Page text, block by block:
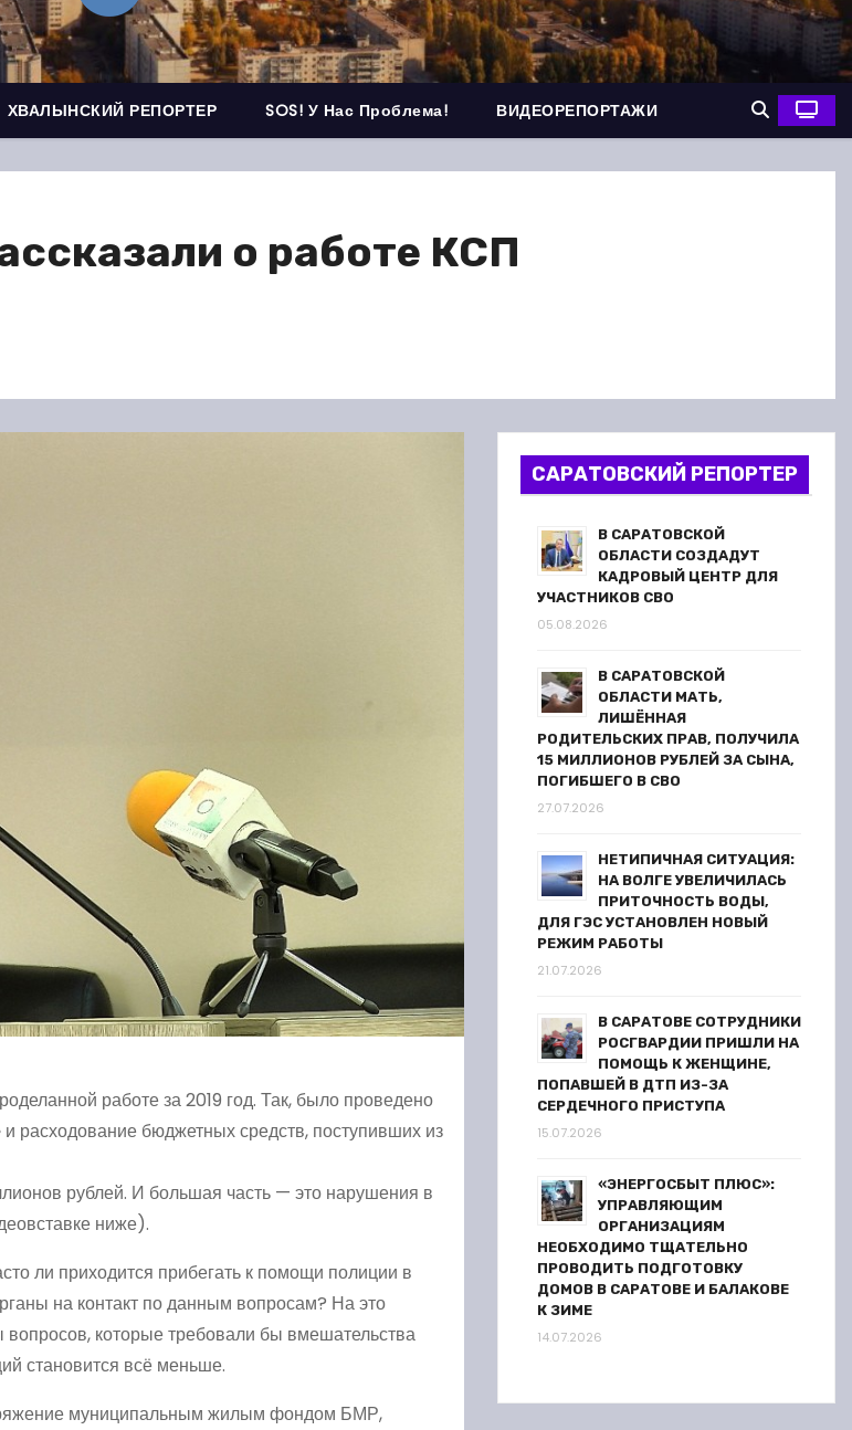
ХВАЛЫНСКИЙ РЕПОРТЕР SOS! У Нас Проблема! ВИДЕОРЕПОРТАЖИ
о работе КСП
работе за 2019 год. Так, было проведено
бюджетных средств, поступивших из
рублей. И большая часть — это нарушения в
ниже).
ли приходится прибегать к помощи полиции в
на контакт по данным вопросам? На это
которые требовали бы вмешательства
становится всё меньше.
муниципальным жилым фондом БМР,
САРАТОВСКИЙ РЕПОРТЕР
В САРАТОВСКОЙ
ОБЛАСТИ СОЗДАДУТ
КАДРОВЫЙ ЦЕНТР ДЛЯ
УЧАСТНИКОВ СВО
05.08.2026
В САРАТОВСКОЙ
ОБЛАСТИ МАТЬ,
ЛИШЁННАЯ
РОДИТЕЛЬСКИХ ПРАВ, ПОЛУЧИЛА
15 МИЛЛИОНОВ РУБЛЕЙ ЗА СЫНА,
ПОГИБШЕГО В СВО
27.07.2026
НЕТИПИЧНАЯ СИТУАЦИЯ:
НА ВОЛГЕ УВЕЛИЧИЛАСЬ
ПРИТОЧНОСТЬ ВОДЫ,
ДЛЯ ГЭС УСТАНОВЛЕН НОВЫЙ
РЕЖИМ РАБОТЫ
21.07.2026
В САРАТОВЕ СОТРУДНИКИ
РОСГВАРДИИ ПРИШЛИ НА
ПОМОЩЬ К ЖЕНЩИНЕ,
ПОПАВШЕЙ В ДТП ИЗ-ЗА
СЕРДЕЧНОГО ПРИСТУПА
15.07.2026
«ЭНЕРГОСБЫТ ПЛЮС»:
УПРАВЛЯЮЩИМ
ОРГАНИЗАЦИЯМ
НЕОБХОДИМО ТЩАТЕЛЬНО
ПРОВОДИТЬ ПОДГОТОВКУ
ДОМОВ В САРАТОВЕ И БАЛАКОВЕ
К ЗИМЕ
14.07.2026